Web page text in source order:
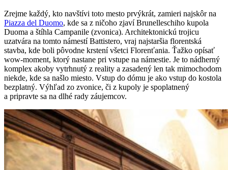
Zrejme každý, kto navštívi toto mesto prvýkrát, zamieri najskôr na
Piazza del Duomo, kde sa z ničoho zjaví Brunelleschiho kupola
Duoma a štíhla Campanile (zvonica). Architektonickú trojicu
uzatvára na tomto námestí Battistero, vraj najstaršia florentská
stavba, kde boli pôvodne krstení všetci Florenťania. Ťažko opísať
wow-moment, ktorý nastane pri vstupe na námestie. Je to nádherný
komplex akoby vytrhnutý z reality a zasadený len tak mimochodom
niekde, kde sa našlo miesto. Vstup do dómu je ako vstup do kostola
bezplatný. Výhľad zo zvonice, či z kupoly je spoplatnený
a pripravte sa na dlhé rady záujemcov.